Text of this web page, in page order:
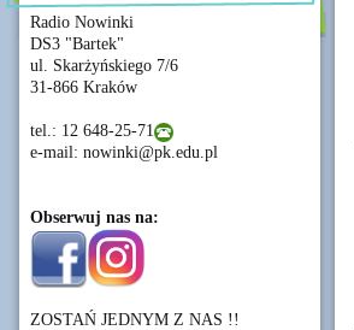
Radio Nowinki
DS3 "Bartek"
ul. Skarżyńskiego 7/6
31-866 Kraków
tel.: 12 648-25-71
e-mail: nowinki@pk.edu.pl
Obserwuj nas na:
ZOSTAŃ JEDNYM Z NAS !!